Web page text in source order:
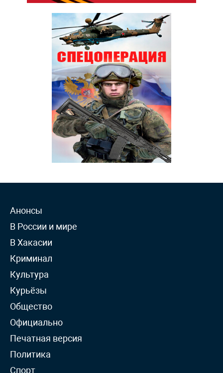
Анонсы
В России и мире
В Хакасии
Криминал
Культура
Курьёзы
Общество
Официально
Печатная версия
Политика
Спорт